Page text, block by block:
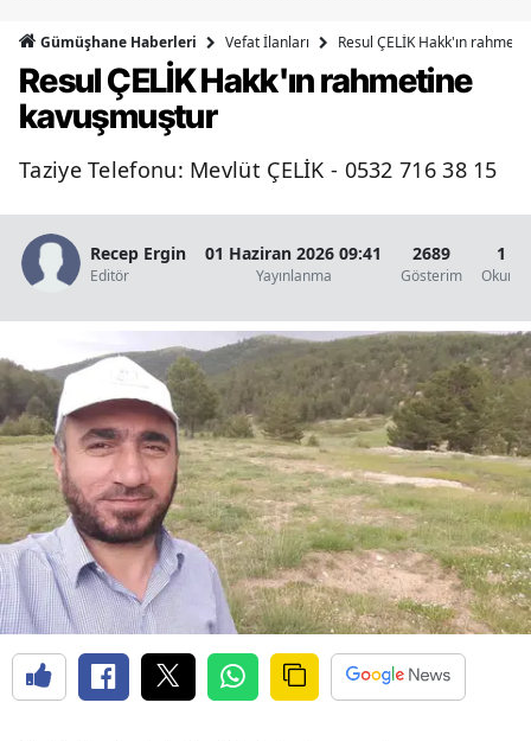
Bingöl
Bolu
Burdur
Bursa
Çanakkale
Çankırı
Çorum
Denizli
Diyarbakır
Edirne
Elazığ
Erzincan
Erzurum
Gümüşhane Haberleri Vefat İlanları Resul ÇELİK Hakk'ın
Resul ÇELİK Hakk'ın rahmetine
kavuşmuştur
Taziye Telefonu: Mevlüt ÇELİK - 0532 716 38 15
Recep Ergin
Editör
01 Haziran 2026 09:41
Yayınlanma
2689
Gösterim
1